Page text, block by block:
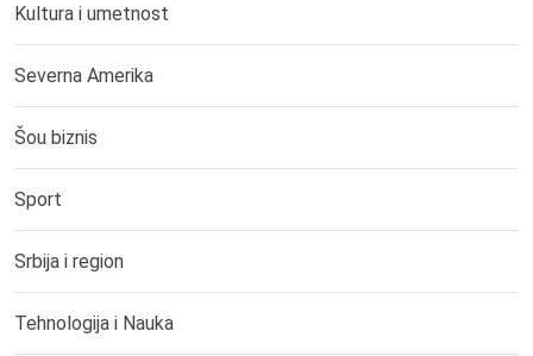
Kultura i umetnost
Severna Amerika
Šou biznis
Sport
Srbija i region
Tehnologija i Nauka